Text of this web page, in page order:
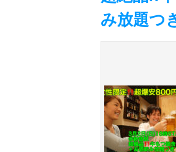
み放題つ